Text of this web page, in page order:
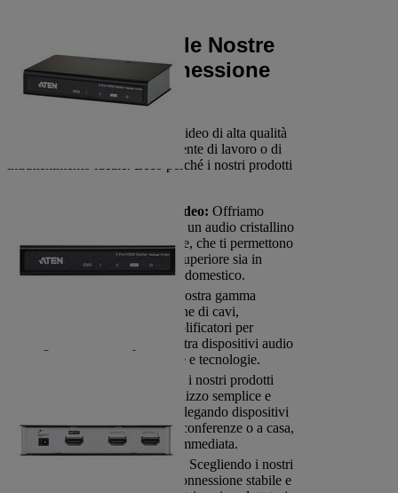
Perché Scegliere le Nostre
Soluzioni di Connessione
Audio e Video?
Investire in dispositivi audio e video di alta qualità
è essenziale per creare un ambiente di lavoro o di
intrattenimento ideale. Ecco perché i nostri prodotti
Alta Qualità Audio e Video: Offriamo
prodotti che garantiscono un audio cristallino
e video ad alta definizione, che ti permettono
di godere di una qualità superiore sia in
ambito professionale che domestico.
La nostra gamma
include una vasta selezione di cavi,
adattatori, switcher e amplificatori per
garantire la compatibilità tra dispositivi audio
e video di diverse marche e tecnologie.
Tutti i nostri prodotti
sono progettati per un utilizzo semplice e
veloce. Sia che tu stia collegando dispositivi
in un ufficio, in una sala conferenze o a casa,
l’installazione è facile e immediata.
Scegliendo i nostri
prodotti, garantisci una connessione stabile e